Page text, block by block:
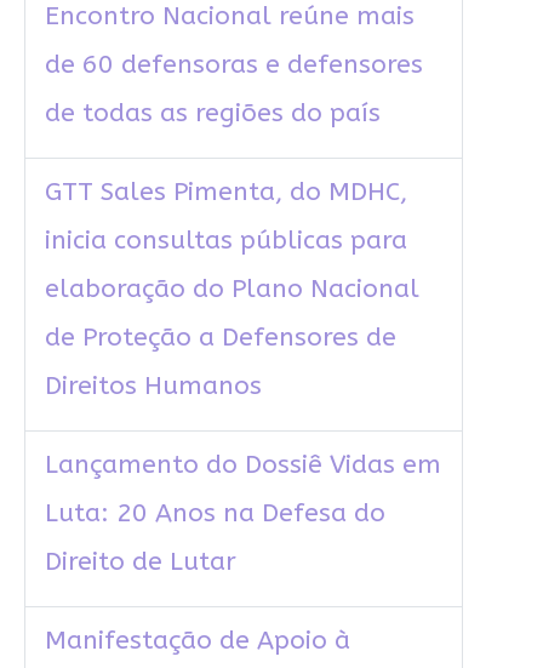
Encontro Nacional reúne mais
de 60 defensoras e defensores
de todas as regiões do país
GTT Sales Pimenta, do MDHC,
inicia consultas públicas para
elaboração do Plano Nacional
de Proteção a Defensores de
Direitos Humanos
Lançamento do Dossiê Vidas em
Luta: 20 Anos na Defesa do
Direito de Lutar
Manifestação de Apoio à